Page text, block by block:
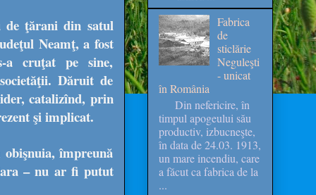
ţărani din satul
Neamţ, a fost
cruţat pe sine,
Dăruit de
catalizînd, prin
şi implicat.
împreună
– nu ar fi putut
Fabrica
de
sticlărie
Neguleşti
- unicat
în România
Din nefericire, în
timpul apogeului său
productiv, izbucneşte,
în data de 24.03. 1913,
un mare incendiu, care
a făcut ca fabrica de la
...